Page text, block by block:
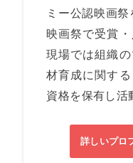
ミー公認映画
映画祭で受賞
現場では組織
材育成に関す
資格を保有し活
詳しいプロ